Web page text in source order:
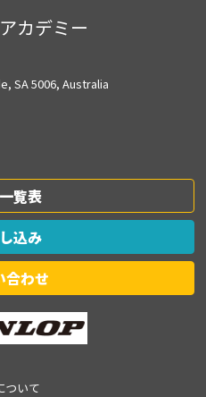
カデミー
SA 5006, Australia
覧表
込み
合わせ
ついて